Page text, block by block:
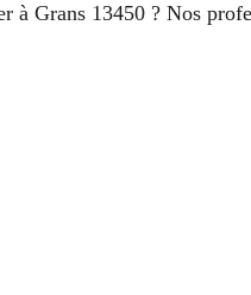
à Grans 13450 ? Nos